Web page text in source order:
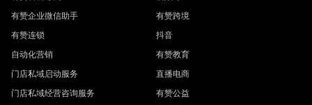
有赞企业微信助手
有赞连锁
自动化营销
门店私域启动服务
门店私域经营咨询服务
有赞跨境
抖音
有赞教育
直播电商
有赞公益